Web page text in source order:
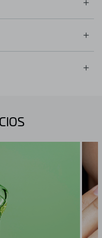
y oftalmológico.